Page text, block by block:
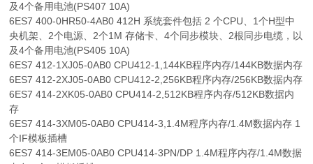
及4个备用电池(PS407 10A)
6ES7 400-0HR50-4AB0 412H 系统套件包括 2 个CPU、1个H型中
央机架、2个电源、2个1M 存储卡、4个同步模块、2根同步电缆，以
及4个备用电池(PS405 10A)
6ES7 412-1XJ05-0AB0 CPU412-1,144KB程序内存/144KB数据内存
6ES7 412-2XJ05-0AB0 CPU412-2,256KB程序内存/256KB数据内存
6ES7 414-2XK05-0AB0 CPU414-2,512KB程序内存/512KB数据内
存
6ES7 414-3XM05-0AB0 CPU414-3,1.4M程序内存/1.4M数据内存 1
个IF模板插槽
6ES7 414-3EM05-0AB0 CPU414-3PN/DP 1.4M程序内存/1.4M数据